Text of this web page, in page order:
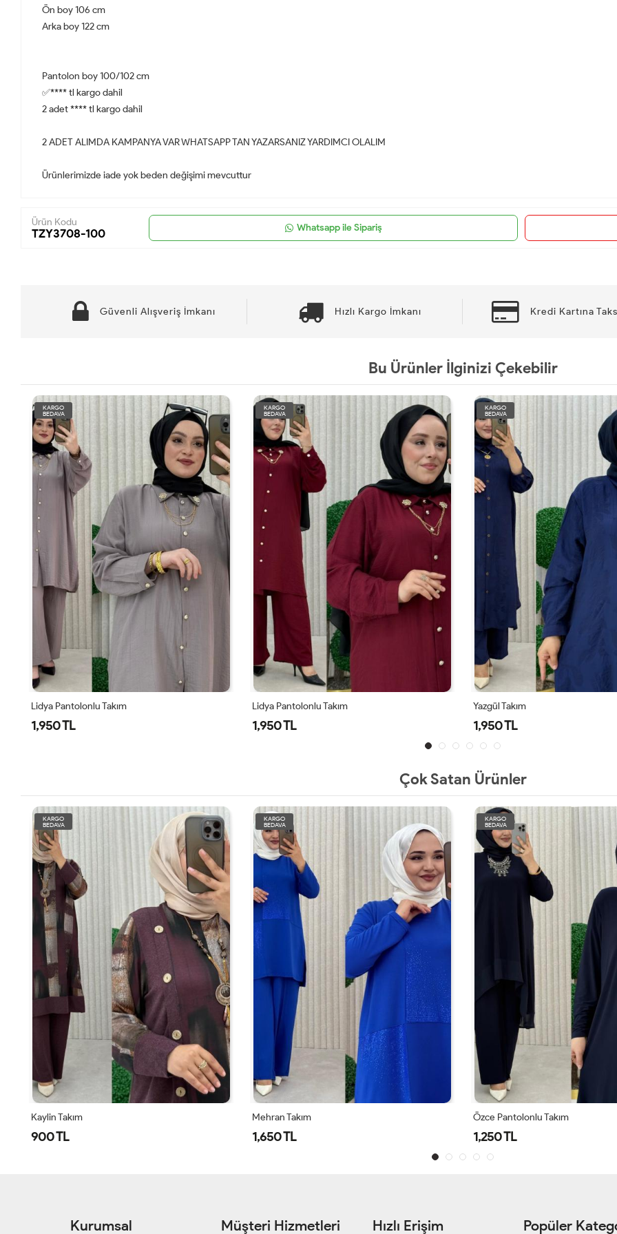
Ön boy 106 cm
Arka boy 122 cm
Pantolon boy 100/102 cm
✅**** tl kargo dahil
2 adet **** tl kargo dahil
2 ADET ALIMDA KAMPANYA VAR WHATSAPP TAN YAZARSANIZ YARDIMCI OLALIM
Ürünlerimizde iade yok beden değişimi mevcuttur
Ürün Kodu
TZY3708-100 Whatsapp ile Sipariş
Güvenli Alışveriş İmkanı Hızlı Kargo İmkanı Kredi Kartına
Bu Ürünler İlginizi Çekebilir
KARGO
BEDAVA
Lidya Pantolonlu Takım
1,950 TL
KARGO
BEDAVA
Yazgül Takım
1,950 TL
KARGO
BEDAVA
Alya Takım
1,950 TL
Çok Satan Ürünler
KARGO
BEDAVA
Mehran Takım
1,650 TL
KARGO
BEDAVA
Özce Pantolonlu Takım
1,250 TL
KARGO
BEDAVA
Mehran Takım
1,650 TL
Kurumsal Müşteri Hizmetleri Hızlı Erişim Popüler